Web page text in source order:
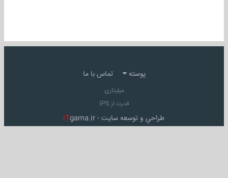
پوسته تماس با ما
میلیتاری
قدرت از IPS
طراحي و توسعه سايت - iTgama.ir